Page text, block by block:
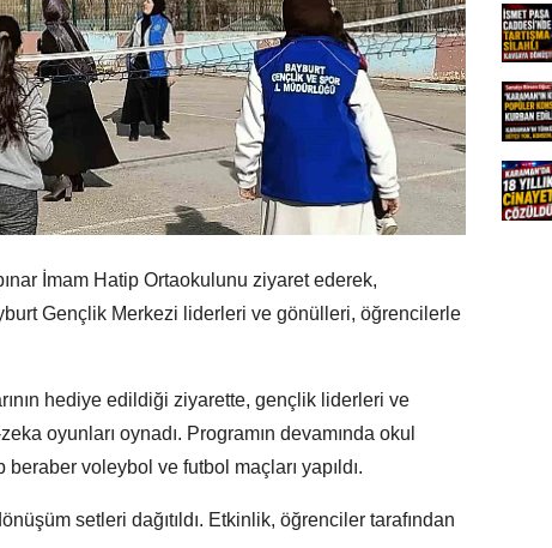
İmam Hatip Ortaokulunu ziyaret ederek,
Gençlik Merkezi liderleri ve gönülleri, öğrencilerle
hediye edildiği ziyarette, gençlik liderleri ve
oyunları oynadı. Programın devamında okul
voleybol ve futbol maçları yapıldı.
setleri dağıtıldı. Etkinlik, öğrenciler tarafından